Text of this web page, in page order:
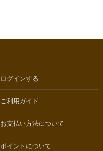
ログインする
ご利用ガイド
お支払い方法について
ポイントについて